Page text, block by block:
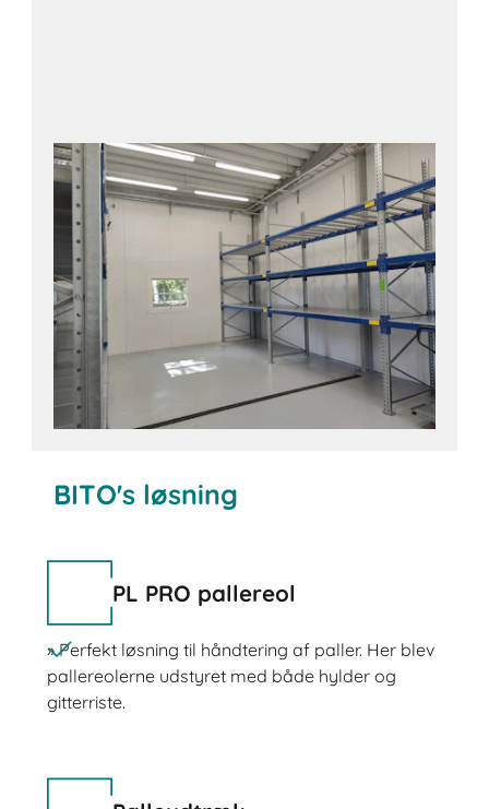
BITO's løsning
PL PRO pallereol
» Perfekt løsning til håndtering af paller. Her blev
pallereolerne udstyret med både hylder og
gitterriste.